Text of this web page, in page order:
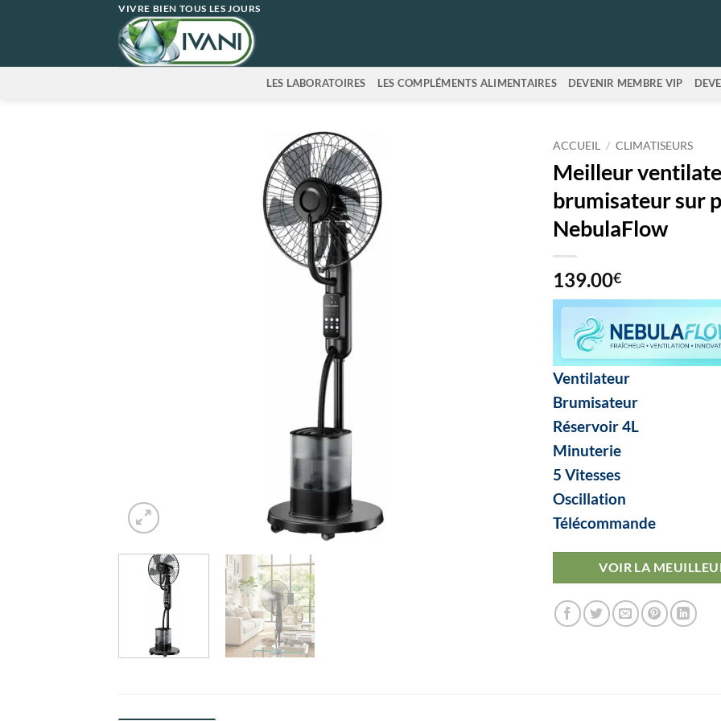
VIVRE BIEN TOUS LES JOURS
LES LABORATOIRES LES COMPLÉMENTS ALIMENTAIRES DEVENIR MEMBRE VIP
ACCUEIL / CLIMATISEURS
Meilleur
brumisateur sur
NebulaFlow
139.00€
Ventilateur
Brumisateur
Réservoir 4L
Minuterie
5 Vitesses
Oscillation
Télécommande
VOIR LA